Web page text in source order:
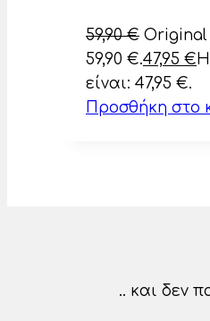
59,90€ Original
59,90 €.47,95 €
είναι: 47,95 €.
Προσθήκη στο
.. και δεν